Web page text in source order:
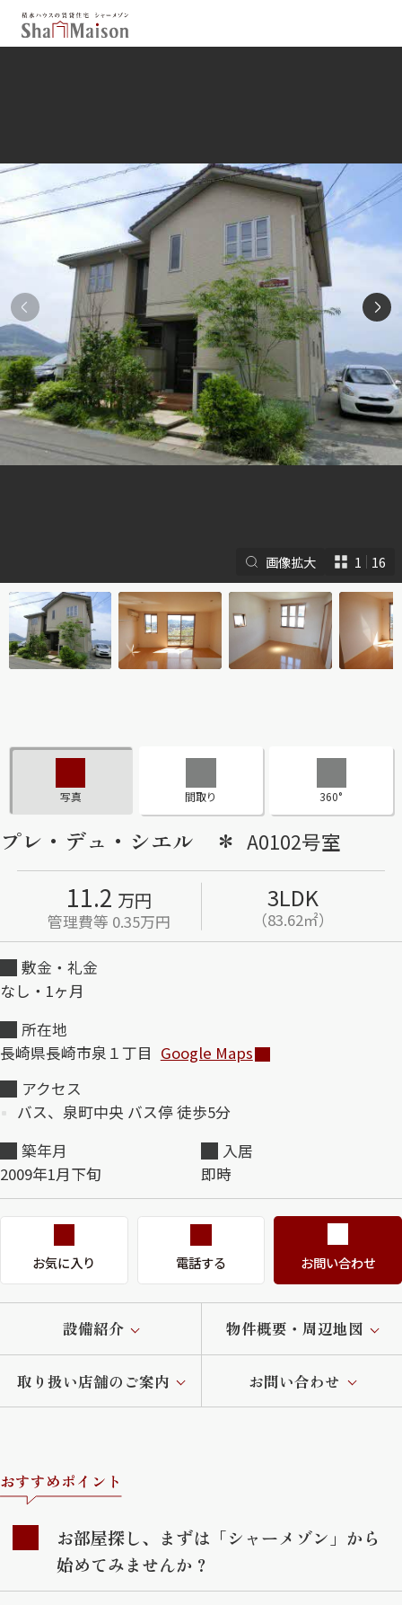
北海道 東北
関東
関西
中国・四国
市区郡・路線・駅から探す
通勤・通学時間から探す
地図から探す
人気のカテゴリから探す
シャーメゾンとは
シャーメゾンセレクショ
ン
ShaMaison STYLE
シャーメゾンショップを探す
らくらく内見
自立型サービス付き・シニア向け
お問い合わせ・よくある質問
らくらくパートナー
シャーメゾンライフ GUARD
画像拡大 1 16
写真 間取り 360°
プレ・デュ・シエル ＊ A0102号室
11.2 万円
管理費等 0.35万円
3LDK
（83.62㎡）
敷金・礼金
なし・1ヶ月
所在地
長崎県長崎市泉１丁目 Google Maps
アクセス
バス、泉町中央 バス停 徒歩5分
築年月
2009年1月下旬
入居
即時
お気に入り 電話する お問い合わせ
設備紹介 物件概要・周辺地図
取り扱い店舗のご案内 お問い合わせ
おすすめポイント
お部屋探し、まずは「シャーメゾン」から
始めてみませんか？